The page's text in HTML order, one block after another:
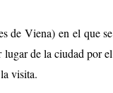
de Viena) en el que se
de la ciudad por el
visita.